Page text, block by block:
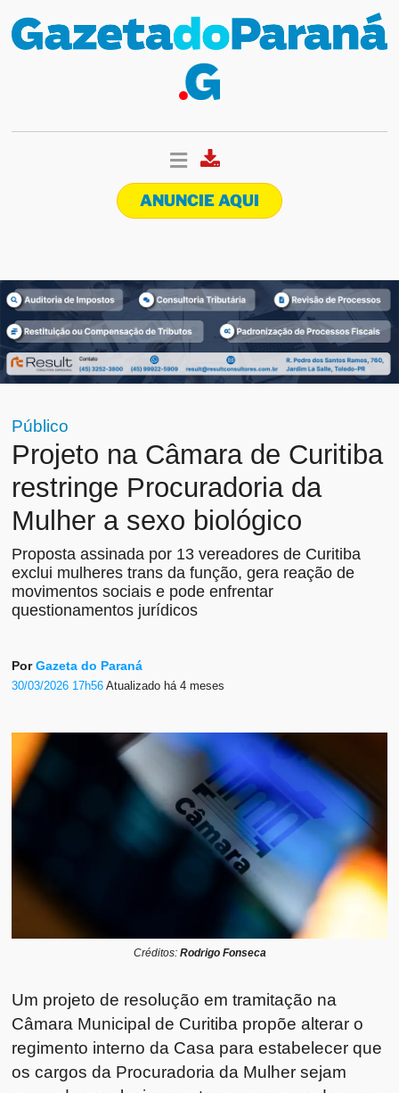
ANUNCIE AQUI
Público
Projeto na Câmara de Curitiba
restringe Procuradoria da
Mulher a sexo biológico
Proposta assinada por 13 vereadores de Curitiba
exclui mulheres trans da função, gera reação de
movimentos sociais e pode enfrentar
questionamentos jurídicos
PorGazeta do Paraná
30/03/2026 17h56Atualizado há 4 meses
Créditos: Rodrigo Fonseca
Um projeto de resolução em tramitação na
Câmara Municipal de Curitiba propõe alterar o
regimento interno da Casa para estabelecer que
os cargos da Procuradoria da Mulher sejam